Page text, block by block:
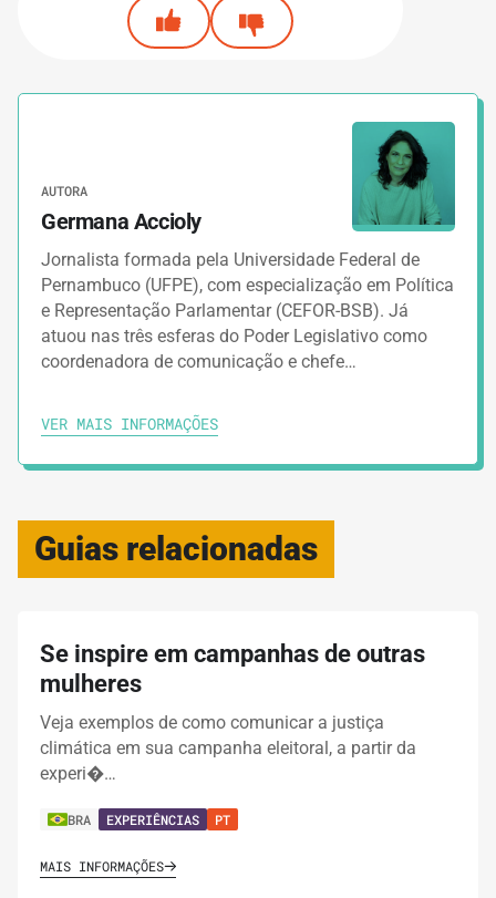
AUTORA
Germana Accioly
Jornalista formada pela Universidade Federal de
Pernambuco (UFPE), com especialização em Política
e Representação Parlamentar (CEFOR-BSB). Já
atuou nas três esferas do Poder Legislativo como
coordenadora de comunicação e chefe…
VER MAIS INFORMAÇÕES
Guias relacionadas
Se inspire em campanhas de outras
mulheres
Veja exemplos de como comunicar a justiça
climática em sua campanha eleitoral, a partir da
experi�…
BRA EXPERIÊNCIAS PT
MAIS INFORMAÇÕES